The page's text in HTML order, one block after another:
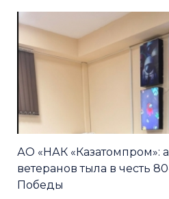
АО «НАК «Казатомпром»:
ветеранов тыла в честь
Победы